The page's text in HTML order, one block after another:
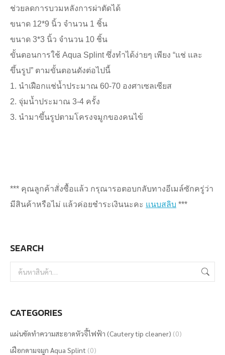
ช่วยลดการบวมหลังการผ่าตัดได้
ขนาด 12*9 นิ้ว จำนวน 1 ชิ้น
ขนาด 3*3 นิ้ว จำนวน 10 ชิ้น
ขั้นตอนการใช้ Aqua Splint ซึ่งทำได้ง่ายๆ เพียง “แช่ และ
ขึ้นรูป” ตามขั้นตอนดังต่อไปนี้
1. นำเฝือกแช่น้ำประมาณ 60-70 องศาเซลเซียส
2. จุ่มน้ำประมาณ 3-4 ครั้ง
3. นำมาขึ้นรูปตามโครงจมูกของคนไข้
*** คุณลูกค้าสั่งซื้อแล้ว กรุณารอตอบกลับทางอีเมล์ซักครู่ว่า
มีสินค้าหรือไม่ แล้วค่อยชำระเงินนะคะ แนบสลิบ ***
SEARCH
CATEGORIES
แผ่นขัดทำความสะอาดหัวจี้ไฟฟ้า (Cautery tip cleaner) (0)
เฝือกดามจมูก Aqua Splint (0)